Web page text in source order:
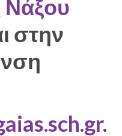
Νάξου
στην
.